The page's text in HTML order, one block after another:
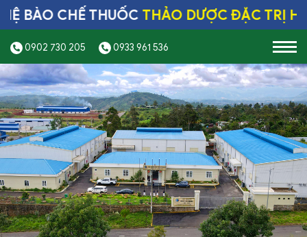
CHẾ THUỐCTHẢO DƯỢC ĐẶC TRỊ
0902 730 205 0933 961 536